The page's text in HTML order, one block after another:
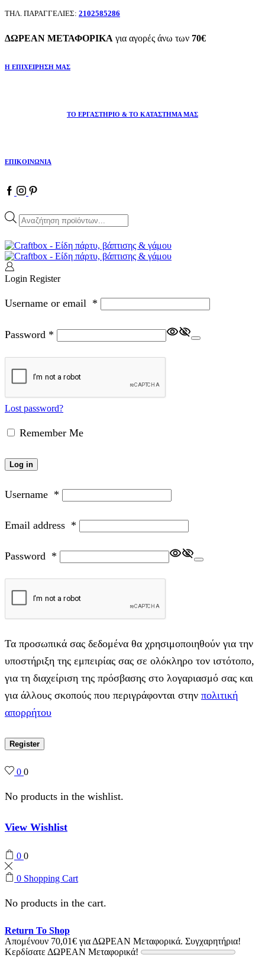
ΤΗΛ. ΠΑΡΑΓΓΕΛΙΕΣ: 2102585286
ΔΩΡΕΑΝ ΜΕΤΑΦΟΡΙΚΑ για αγορές άνω των 70€
Η ΕΠΙΧΕΙΡΗΣΗ ΜΑΣ
ΤΟ ΕΡΓΑΣΤΗΡΙΟ & ΤΟ ΚΑΤΑΣΤΗΜΑ ΜΑΣ
ΕΠΙΚΟΙΝΩΝΙΑ
Products
search
Login Register
Username or email *
Password *
Lost password?
Remember Me
Log in
Username *
Email address *
Password *
Τα προσωπικά σας δεδομένα θα χρησιμοποιηθούν για την
υποστήριξη της εμπειρίας σας σε ολόκληρο τον ιστότοπο,
για τη διαχείριση της πρόσβασης στο λογαριασμό σας και
για άλλους σκοπούς που περιγράφονται στην πολιτική
απορρήτου
Register
0 0
No products in the wishlist.
View Wishlist
0 0
0 Shopping Cart
No products in the cart.
Return To Shop
Απομένουν 70,01€ για ΔΩΡΕΑΝ Μεταφορικά. Συγχαρητήρια!
Κερδίσατε ΔΩΡΕΑΝ Μεταφορικά!